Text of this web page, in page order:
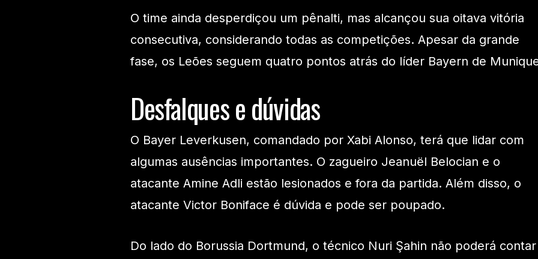
O time ainda desperdiçou um pênalti, mas alcançou sua oitava vitória
consecutiva, considerando todas as competições. Apesar da grande
fase, os Leões seguem quatro pontos atrás do líder Bayern de
Desfalques e dúvidas
O Bayer Leverkusen, comandado por Xabi Alonso, terá que lidar com
algumas ausências importantes. O zagueiro Jeanuël Belocian e o
atacante Amine Adli estão lesionados e fora da partida. Além disso, o
atacante Victor Boniface é dúvida e pode ser poupado.
Do lado do Borussia Dortmund, o técnico Nuri Şahin não poderá contar